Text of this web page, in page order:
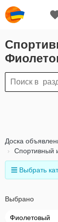
Доска
Спортивный
Выбрать
Выбрано
Фиолетовый